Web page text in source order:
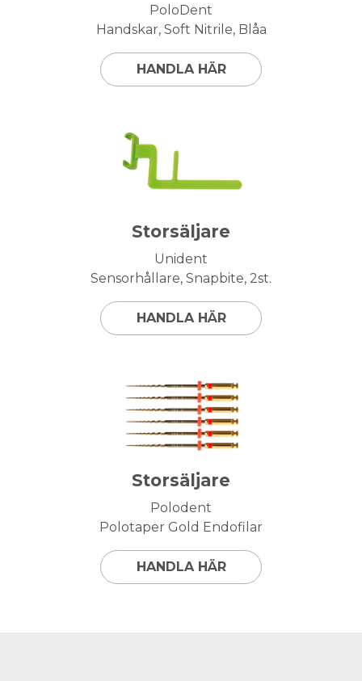
PoloDent
Handskar, Soft Nitrile, Blåa
HANDLA HÄR
Storsäljare
Unident
Sensorhållare, Snapbite, 2st.
HANDLA HÄR
Storsäljare
Polodent
Polotaper Gold Endofilar
HANDLA HÄR